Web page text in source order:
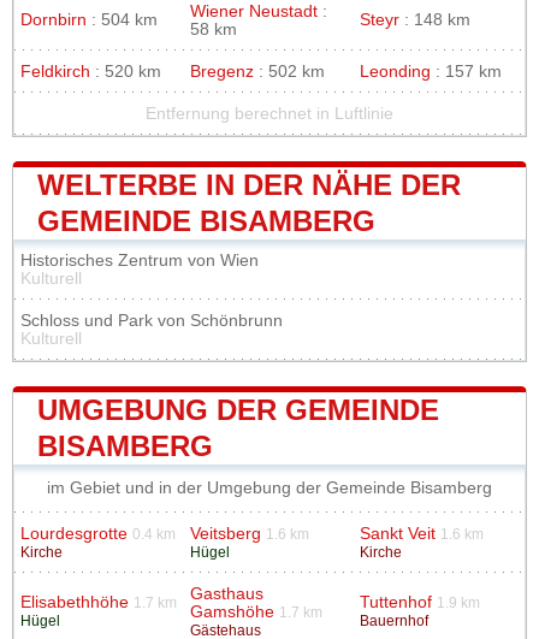
Dornbirn : 504 km Wiener Neustadt :
58 km
Steyr : 148 km
Feldkirch : 520 km Bregenz : 502 km Leonding : 157 km
Entfernung berechnet in Luftlinie
WELTERBE IN DER NÄHE DER
GEMEINDE BISAMBERG
Historisches Zentrum von Wien
Kulturell
Schloss und Park von Schönbrunn
Kulturell
UMGEBUNG DER GEMEINDE
BISAMBERG
im Gebiet und in der Umgebung der Gemeinde Bisamberg
Lourdesgrotte 0.4 km
Kirche
Veitsberg 1.6 km
Hügel
Sankt Veit 1.6 km
Kirche
Elisabethhöhe 1.7 km
Hügel
Gasthaus
Gamshöhe 1.7 km
Gästehaus
Tuttenhof 1.9 km
Bauernhof